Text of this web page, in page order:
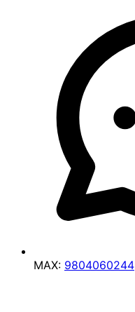
MAX: 9804060244